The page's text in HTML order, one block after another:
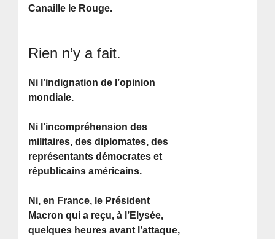
Canaille le Rouge.
Rien n’y a fait.
Ni l’indignation de l’opinion
mondiale.
Ni l’incompréhension des
militaires, des diplomates, des
représentants démocrates et
républicains américains.
Ni, en France, le Président
Macron qui a reçu, à l’Elysée,
quelques heures avant l’attaque,